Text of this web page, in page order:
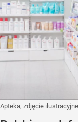
Apteka, zdjęcie ilustracyjne